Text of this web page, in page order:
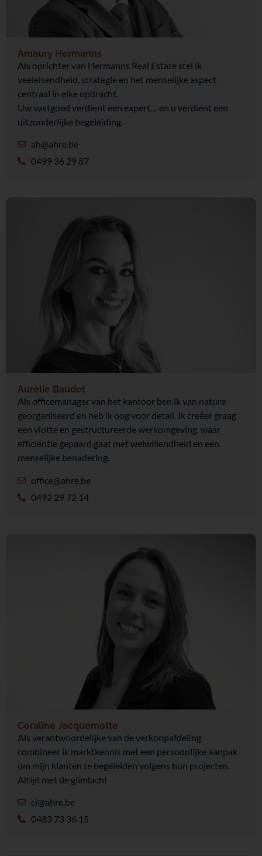
Amaury Hermanns
Als oprichter van Hermanns Real Estate stel ik
veeleisendheid, strategie en het menselijke aspect
centraal in elke opdracht.
Uw vastgoed verdient een expert… en u verdient een
uitzonderlijke begeleiding.
ah@ahre.be
0499 36 29 87
Aurélie Baudet
Als officemanager van het kantoor ben ik van nature
georganiseerd en heb ik oog voor detail. Ik creëer graag
een vlotte en gestructureerde werkomgeving, waar
efficiëntie gepaard gaat met welwillendheid en een
menselijke benadering.
office@ahre.be
0492 29 72 14
Coraline Jacquemotte
Als verantwoordelijke van de verkoopafdeling
combineer ik marktkennis met een persoonlijke aanpak
om mijn klanten te begeleiden volgens hun projecten.
Altijd met de glimlach!
cj@ahre.be
0483 73 36 15